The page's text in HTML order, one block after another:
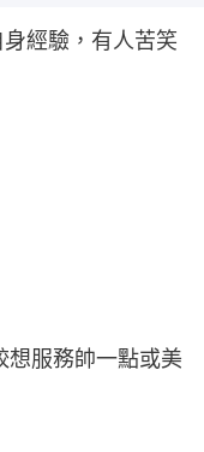
經驗，有人苦笑
想服務帥一點或美